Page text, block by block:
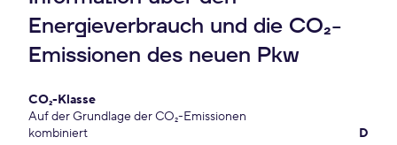
Energieverbrauch und die CO₂-
Emissionen des neuen Pkw
CO₂-Klasse
Auf der Grundlage der CO₂-Emissionen
kombiniert
D